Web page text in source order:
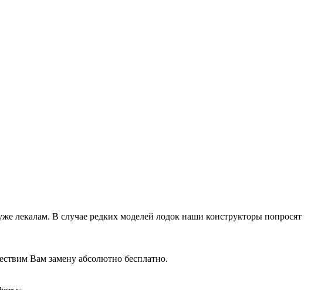
лекалам. В случае редких моделей лодок наши конструкторы попросят
Вам замену абсолютно бесплатно.